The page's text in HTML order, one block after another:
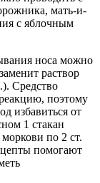
мать-и-
с яблочным
носа можно
раствор
Средство
поэтому
избавиться от
1 стакан
по 2 ст.
помогают